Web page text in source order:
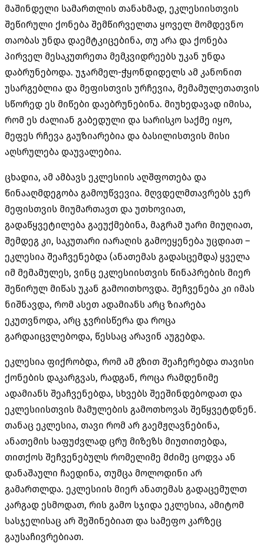
მაშინდელი სამართლის თანახმად, ეკლესიისთვის
შეწირული ქონება შემწირველთა ყოველ მომდევნო
თაობას უნდა დაემტკიცებინა, თუ არა და ქონება
პირველ მესაკუთრეთა მემკვიდრეებს უკან უნდა
დაბრუნებოდა. უჯარმელ-ჭყონდიდელს ამ კანონით
უსარგებლია და მეფისთვის ურჩევია, მემამულეთათვის
სწორედ ეს მიწები დაებრუნებინა. მიუხედავად იმისა,
რომ ეს ძალიან გაბედული და სარისკო საქმე იყო,
მეფეს რჩევა გაუზიარებია და ბასილისთვის მისი
აღსრულება დაუვალებია.
ცხადია, ამ ამბავს ეკლესიის აღშფოთება და
წინააღმდეგობა გამოუწვევია. მღვდელმთავრებს ჯერ
მეფისთვის მიუმართავთ და უთხოვიათ,
გადაწყვეტილება გაეუქმებინა, მაგრამ უარი მიუღიათ,
შემდეგ კი, საკუთარი იარაღის გამოეყენება უცდიათ –
ეკლესია შეაჩვენებდა (ანათემას გადასცემდა) ყველა
იმ მემამულეს, ვინც ეკლესიისთვის წინაპრების მიერ
შეწირულ მიწას უკან გამოითხოვდა. შეჩვენება კი იმას
ნიშნავდა, რომ ასეთ ადამიანს არც ზიარება
ეკუთვნოდა, არც ჯვრისწერა და როცა
გარდაიცვლებოდა, წესსაც არავინ აუგებდა.
ეკლესია ფიქრობდა, რომ ამ გზით შეაჩერებდა თავისი
ქონების დაკარგვას, რადგან, როცა რამდენიმე
ადამიანს შეაჩვენებდა, სხვებს შეეშინდებოდათ და
ეკლესიისთვის მამულების გამოთხოვას შეწყვეტდნენ.
თანაც ეკლესია, თავი რომ არ გაემჟღავნებინა,
ანათემის საფუძვლად ცრუ მიზეზს მიუთითებდა,
თითქოს შეჩვენებულს რომელიმე მძიმე ცოდვა ან
დანაშაული ჩაედინა, თუმცა მოლოდინი არ
გამართლდა. ეკლესიის მიერ ანათემას გადაცემულთ
კარგად ესმოდათ, რის გამო სჯიდა ეკლესია, ამიტომ
სასჯელისაც არ შეშინებიათ და სამეფო კარზეც
გაუსაჩივრებიათ.